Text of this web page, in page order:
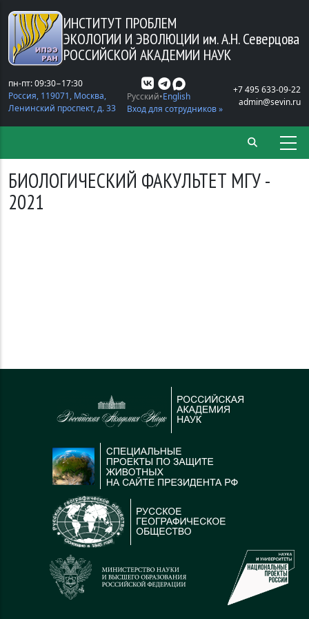
Перейти к основному содержанию
ИНСТИТУТ ПРОБЛЕМ
ЭКОЛОГИИ И ЭВОЛЮЦИИ им. А.Н. Северцова
РОССИЙСКОЙ АКАДЕМИИ НАУК
пн-пт: 09:30−17:30
Россия, 119071, Москва,
Ленинский проспект, д. 33
Русский English
Вход для сотрудников »
+7 495 633-09-22
admin@sevin.ru
БИОЛОГИЧЕСКИЙ ФАКУЛЬТЕТ МГУ -
2021